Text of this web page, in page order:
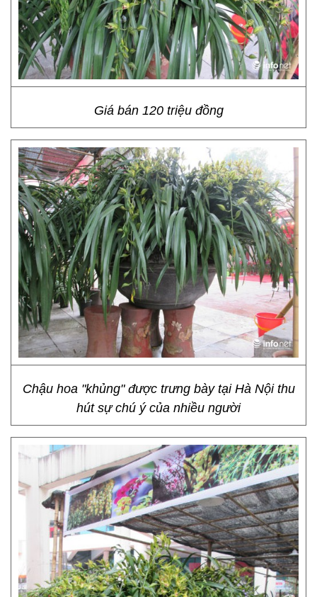
Giá bán 120 triệu đồng
Chậu hoa "khủng" được trưng bày tại Hà Nội thu
hút sự chú ý của nhiều người